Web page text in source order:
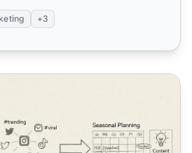
+3
di affiliate marketing si